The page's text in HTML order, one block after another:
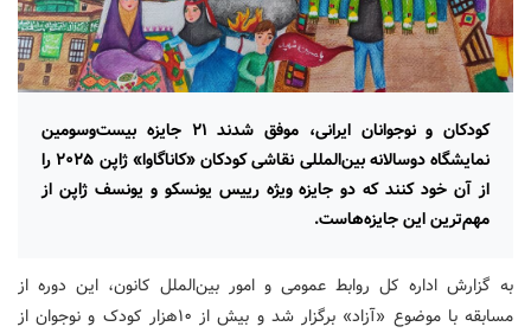
کودکان و نوجوانان ایرانی، موفق شدند ۲۱ جایزه بیست‌وسومین
نمایشگاه دوسالانه بین‌المللی نقاشی کودکان «کاناگاوا» ژاپن ۲۰۲۵ را
از آن خود کنند که دو جایزه ویژه رییس یونسکو و یونسف ژاپن از
مهم‌ترین این جایزه‌هاست.
به گزارش اداره کل روابط عمومی و امور بین‌الملل کانون، ‌این دوره از
مسابقه با موضوع «آزاد» برگزار شد و بیش از ۱۰هزار کودک و نوجوان از